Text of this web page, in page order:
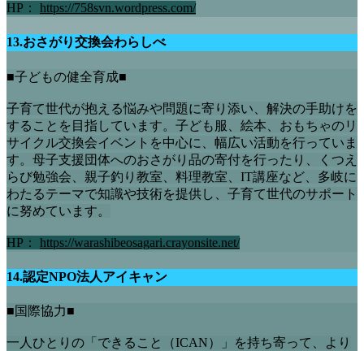
HP： https://758svn.wordpress.com/
13.おさがり交換会わらしべ
■子どもの健全育成■
子育て世代が抱える悩みや問題に寄り添い、解決の手助けを
することを目指しています。子ども服、絵本、おもちゃのリ
サイクル交換会イベントを中心に、幅広い活動を行っていま
す。母子支援団体へのおさがり品の寄付を行ったり、くつえ
らび勉強会、親子釣り教室、料理教室、IT講座など、多岐に
わたるテーマで知識や技術を提供し、子育て世代のサポート
に努めています。
HP： https://warashibeosagari.crayonsite.net/
14.認定NPO法人アイキャン
■国際協力■
一人ひとりの「できること（ICAN）」を持ち寄って、より